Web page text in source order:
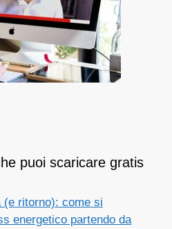
puoi scaricare gratis
(e ritorno): come si
energetico partendo da